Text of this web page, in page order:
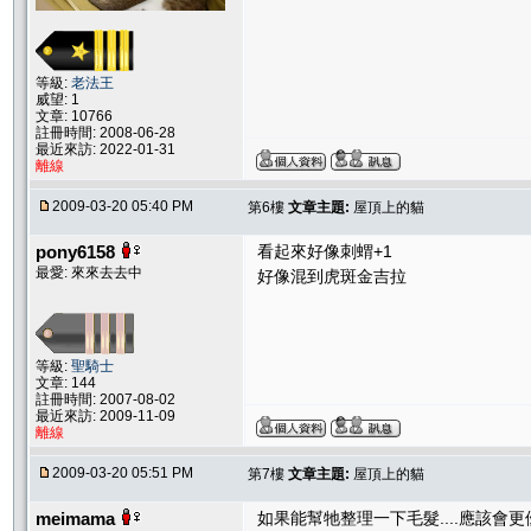
等級: 老法王
威望: 1
文章: 10766
註冊時間: 2008-06-28
最近來訪: 2022-01-31
離線
2009-03-20 05:40 PM 第6樓 文章主題: 屋頂上的貓
pony6158
最愛: 來來去去中
等級: 聖騎士
文章: 144
註冊時間: 2007-08-02
最近來訪: 2009-11-09
離線
看起來好像刺蝟+1
好像混到虎斑金吉拉
2009-03-20 05:51 PM 第7樓 文章主題: 屋頂上的貓
meimama 如果能幫牠整理一下毛髮....應該會更